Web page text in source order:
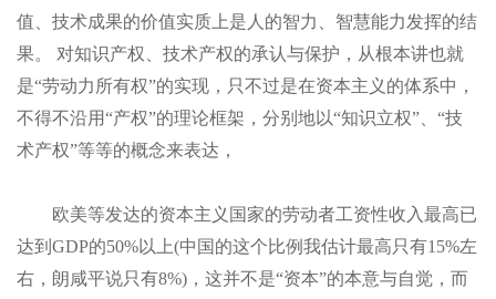
值、技术成果的价值实质上是人的智力、智慧能力发挥的结
果。 对知识产权、技术产权的承认与保护，从根本讲也就
是“劳动力所有权”的实现，只不过是在资本主义的体系中，
不得不沿用“产权”的理论框架，分别地以“知识立权”、“技
术产权”等等的概念来表达，
欧美等发达的资本主义国家的劳动者工资性收入最高已
达到GDP的50%以上(中国的这个比例我估计最高只有15%左
右，朗咸平说只有8%)，这并不是“资本”的本意与自觉，而